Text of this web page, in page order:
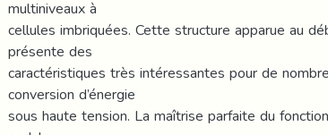
multiniveaux à
cellules imbriquées. Cette structure apparue au
présente des
caractéristiques très intéressantes pour de
conversion d’énergie
sous haute tension. La maîtrise parfaite du